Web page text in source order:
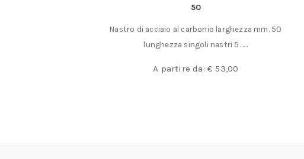
50
Nastro di acciaio al carbonio larghezza mm. 50
lunghezza singoli nastri 5……
A partire da: € 53,00